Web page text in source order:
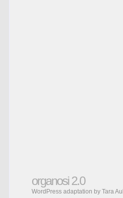
organosi 2.0
WordPress adaptation by Tara